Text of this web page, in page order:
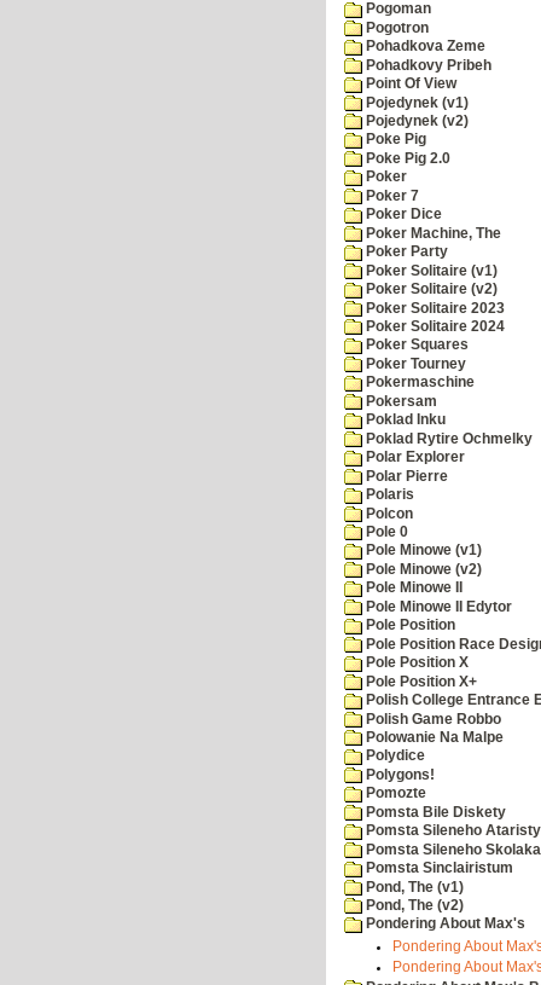
Pogoman
Pogotron
Pohadkova Zeme
Pohadkovy Pribeh
Point Of View
Pojedynek (v1)
Pojedynek (v2)
Poke Pig
Poke Pig 2.0
Poker
Poker 7
Poker Dice
Poker Machine, The
Poker Party
Poker Solitaire (v1)
Poker Solitaire (v2)
Poker Solitaire 2023
Poker Solitaire 2024
Poker Squares
Poker Tourney
Pokermaschine
Pokersam
Poklad Inku
Poklad Rytire Ochmelky
Polar Explorer
Polar Pierre
Polaris
Polcon
Pole 0
Pole Minowe (v1)
Pole Minowe (v2)
Pole Minowe II
Pole Minowe II Edytor
Pole Position
Pole Position Race
Pole Position X
Pole Position X+
Polish College Entrance
Polish Game Robbo
Polowanie Na Malpe
Polydice
Polygons!
Pomozte
Pomsta Bile Diskety
Pomsta Sileneho Ataristy
Pomsta Sileneho Skolaka
Pomsta Sinclairistum
Pond, The (v1)
Pond, The (v2)
Pondering About Max's
Pondering About
Pondering About